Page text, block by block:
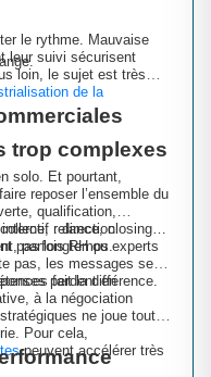
le rythme. Mauvaise
leur suivi sécurisent
loin, le sujet est très
de la
trop complexes
solo. Et pourtant,
reposer l’ensemble du
qualification,
relance, closing…
pas longtemps.
: direction
parfois RH ou experts
pas, les messages se
perdent en
fait la différence.
à la négociation
ne joue tout
Pour cela,
peuvent accélérer très